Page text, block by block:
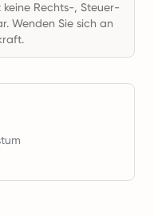
Rechts-, Steuer-
Wenden Sie sich an